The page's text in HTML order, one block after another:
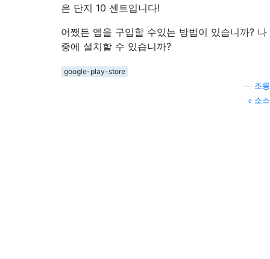
은 단지 10 센트입니다!
어쨌든 앱을 구입할 수있는 방법이 있습니까? 나
중에 설치할 수 있습니까?
google-play-store
조롱
소스